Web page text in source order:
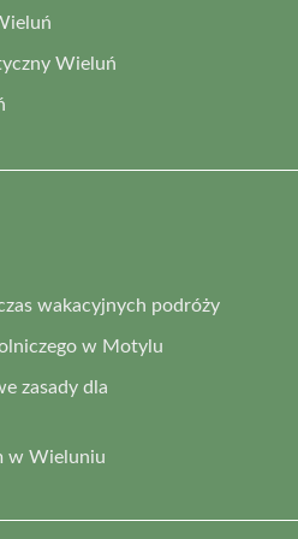
Wieluń
wakacyjnych podróży
w Motylu
zasady dla
w Wieluniu